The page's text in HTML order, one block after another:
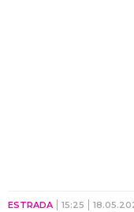
ESTRADA 15:25